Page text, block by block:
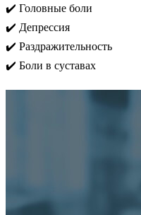
✔️ Головные боли
✔️ Депрессия
✔️ Раздражительность
✔️ Боли в суставах